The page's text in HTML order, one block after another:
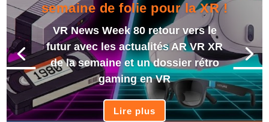
semaine de folie pour la XR !
VR News Week 80 retour vers le
futur avec les actualités AR VR XR
de la semaine et un dossier rétro
gaming en VR
Lire plus